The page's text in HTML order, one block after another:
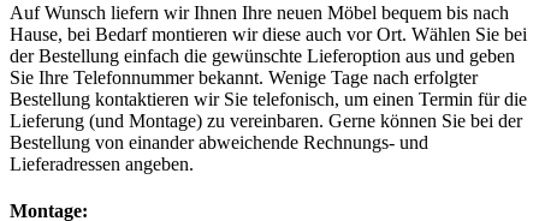
Auf Wunsch liefern wir Ihnen Ihre neuen Möbel bequem bis nach
Hause, bei Bedarf montieren wir diese auch vor Ort. Wählen Sie bei
der Bestellung einfach die gewünschte Lieferoption aus und geben
Sie Ihre Telefonnummer bekannt. Wenige Tage nach erfolgter
Bestellung kontaktieren wir Sie telefonisch, um einen Termin für die
Lieferung (und Montage) zu vereinbaren. Gerne können Sie bei der
Bestellung von einander abweichende Rechnungs- und
Lieferadressen angeben.
Montage: